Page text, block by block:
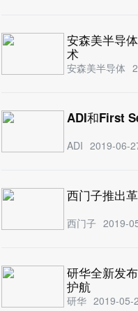
安森美半导
术
安森美半导体
ADI和First
ADI 2019-06-
西门子推出
西门子 2019-
研华全新发
护航
研华 2019-05-